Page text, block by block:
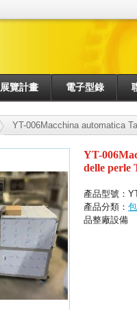
展覽計畫 電子型錄
YT-006Macchina automatica
Machine
YT-
delle perle
產品型號：
產品分類：
品整廠設備